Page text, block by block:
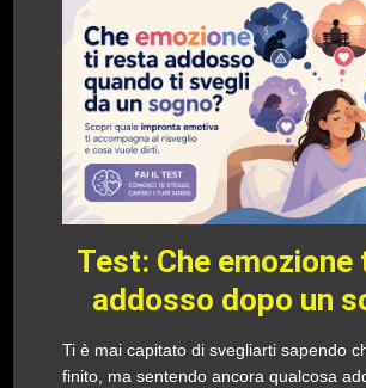
Test: Che emozione
addosso dopo un
Ti è mai capitato di svegliarti sapendo
finito, ma sentendo ancora qualcosa